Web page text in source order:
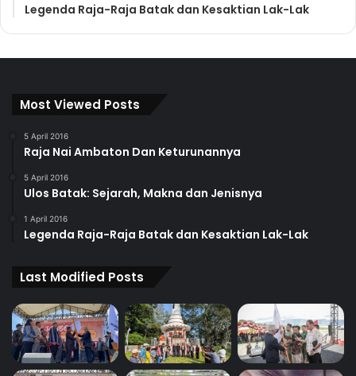
Legenda Raja-Raja Batak dan Kesaktian Lak-Lak
Most Viewed Posts
5 April 2016
Raja Nai Ambaton Dan Keturunannya
5 April 2016
Ulos Batak: Sejarah, Makna dan Jenisnya
1 April 2016
Legenda Raja-Raja Batak dan Kesaktian Lak-Lak
Last Modified Posts